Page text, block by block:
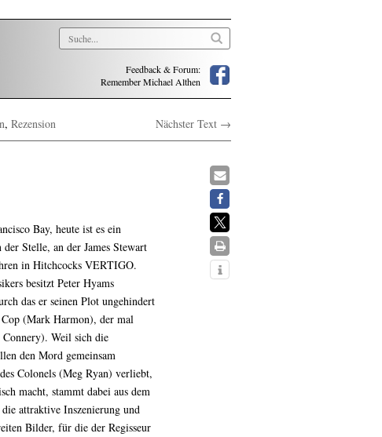
Feedback & Forum:
Remember Michael Althen
, Rezension Nächster Text →
Bay, heute ist es ein
Stelle, an der James Stewart
in Hitchcocks VERTIGO.
besitzt Peter Hyams
das er seinen Plot ungehindert
(Mark Harmon), der mal
Weil sich die
den Mord gemeinsam
Colonels (Meg Ryan) verliebt,
macht, stammt dabei aus dem
attraktive Inszenierung und
Bilder, für die der Regisseur